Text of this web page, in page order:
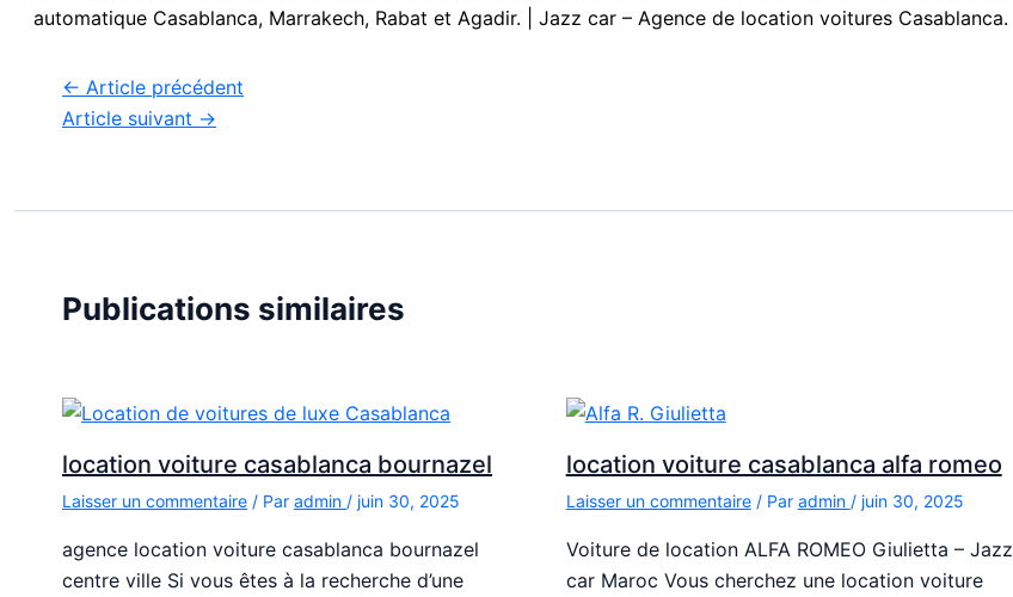
automatique Casablanca, Marrakech, Rabat et Agadir. | Jazz car – Agence de location voitures Casablanca.
← Article précédent
Article suivant →
Publications similaires
location voiture casablanca bournazel
Laisser un commentaire / Par admin / juin 30, 2025
agence location voiture casablanca bournazel
centre ville Si vous êtes à la recherche d’une
location voiture casablanca alfa romeo
Laisser un commentaire / Par admin / juin 30, 2025
Voiture de location ALFA ROMEO Giulietta – Jazz
car Maroc Vous cherchez une location voiture